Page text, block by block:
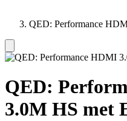
QED: Performance
QED:
3.0M HS met